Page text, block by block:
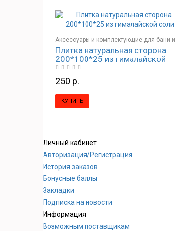
Аксессуары и комплектующие для бани и
сауны
Гималайская соль и изделия из соли
Плитка натуральная сторона
200*100*25 из гималайской
соли
250 р.
КУПИТЬ
Личный кабинет
Авторизация/Регистрация
История заказов
Бонусные баллы
Закладки
Подписка на новости
Информация
Возможным поставщикам